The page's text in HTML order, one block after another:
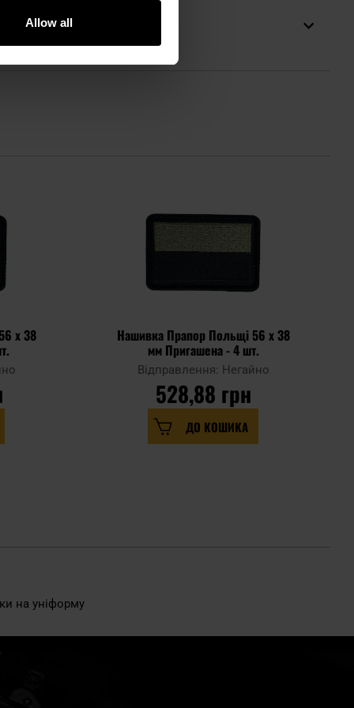
Allow all
x 38 Нашивка Прапор Польщі 56 x 38
мм Пригашена - 4 шт.
Відправлення: Негайно
528,88 грн
ДО КОШИКА
на уніформу